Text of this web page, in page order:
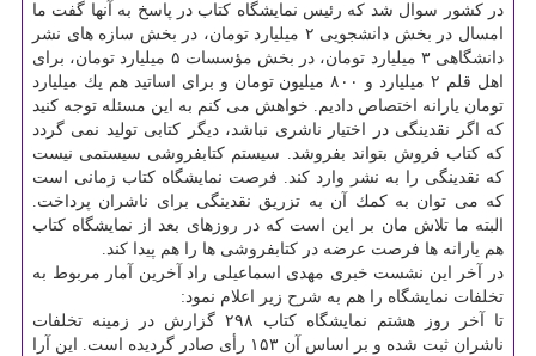
در كشور سوال شد كه رئیس نمایشگاه كتاب در پاسخ به آنها گفت ما
امسال در بخش دانشجویی ۲ میلیارد تومان، در بخش سازه های نشر
دانشگاهی ۳ میلیارد تومان، در بخش مؤسسات ۵ میلیارد تومان، برای
اهل قلم ۲ میلیارد و ۸۰۰ میلیون تومان و برای اساتید هم یك میلیارد
تومان یارانه اختصاص دادیم. خواهش می كنم به این مسئله توجه كنید
كه اگر نقدینگی در اختیار ناشری نباشد، دیگر كتابی تولید نمی گردد
كه كتاب فروش بتواند بفروشد. سیستم كتابفروشی سیستمی نیست
كه نقدینگی را به نشر وارد كند. فرصت نمایشگاه كتاب زمانی است
كه می توان به كمك آن به تزریق نقدینگی برای ناشران پرداخت.
البته ما تلاش مان بر این است كه در روزهای بعد از نمایشگاه كتاب
هم یارانه ها فرصت عرضه در كتابفروشی ها را هم پیدا كند.
در آخر این نشست خبری مهدی اسماعیلی راد آخرین آمار مربوط به
تخلفات نمایشگاه را هم به شرح زیر اعلام نمود:
تا آخر روز هشتم نمایشگاه كتاب ۲۹۸ گزارش در زمینه تخلفات
ناشران ثبت شده و بر اساس آن ۱۵۳ رأی صادر گردیده است. این آرا